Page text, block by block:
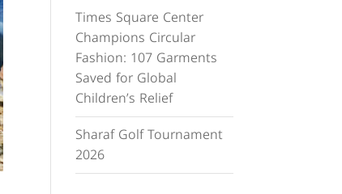
Times Square Center
Champions Circular
Fashion: 107 Garments
Saved for Global
Children’s Relief
Sharaf Golf Tournament
2026